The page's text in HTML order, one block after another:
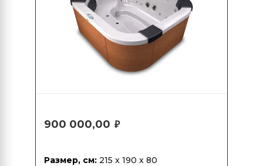
900 000,00 ₽
Размер, см: 215 x 190 x 80